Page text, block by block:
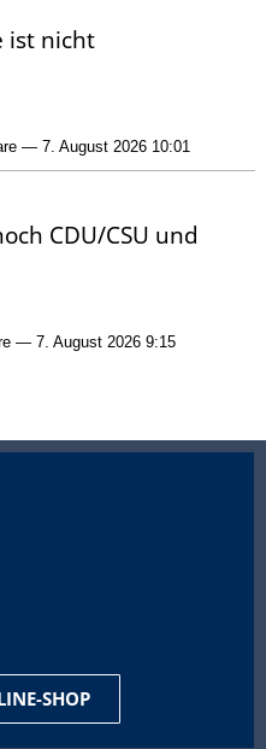
ist nicht
— 7. August 2026 10:01
CDU/CSU und
— 7. August 2026 9:15
SHOP